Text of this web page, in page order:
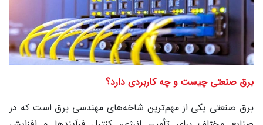
شغلی
تماس
با ما
درباره
ما
برق صنعتی چیست و چه کاربردی دارد؟
برق صنعتی یکی از مهم‌ترین شاخه‌های مهندسی برق است که در